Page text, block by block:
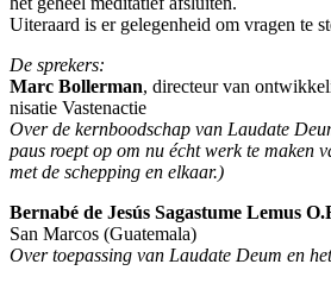
Uiteraard is er gelegenheid om vragen te
De sprekers:
Marc Bollerman, directeur van
nisatie Vastenactie
Over de kernboodschap van Laudate
paus roept op om nu écht werk te maken
met de schepping en elkaar.)
Bernabé de Jesús Sagastume Lemus
San Marcos (Guatemala)
Over toepassing van Laudate Deum en